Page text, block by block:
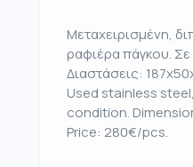
Μεταχειρισμένη,
ραφιέρα πάγκου.
Διαστάσεις:
Used stainless
condition.
Price: 280€/pcs.